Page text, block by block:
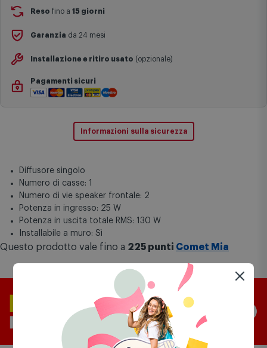
Si ricorda inoltre che i prodotti acquistati in modalità di
prenotazione verranno spediti a partire dalla data di uscita indicata
Reso fino a 15 giorni
Garanzia da 24 mesi
Installazione e ritiro usato (opzionale)
Pagamenti sicuri
Informazioni sulla sicurezza
Diffusore singolo
Numero di casse: 1
Numero di vie speaker frontale: 2
Potenza in ingresso: 25 W
Potenza in uscita totale RMS: 130 W
Installabile a muro: Sì
Questo prodotto vale fino a 225 punti Comet Mia